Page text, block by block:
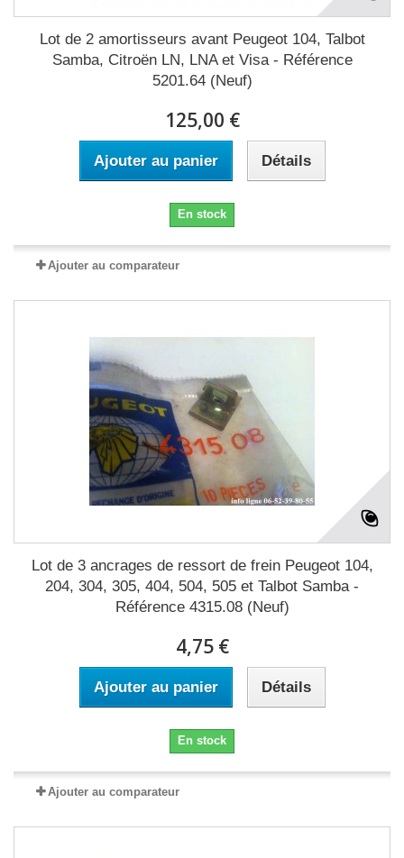
Lot de 2 amortisseurs avant Peugeot 104, Talbot
Samba, Citroën LN, LNA et Visa - Référence
5201.64 (Neuf)
125,00 €
Ajouter au panier Détails
En stock
Ajouter au comparateur
Lot de 3 ancrages de ressort de frein Peugeot 104,
204, 304, 305, 404, 504, 505 et Talbot Samba -
Référence 4315.08 (Neuf)
4,75 €
Ajouter au panier Détails
En stock
Ajouter au comparateur